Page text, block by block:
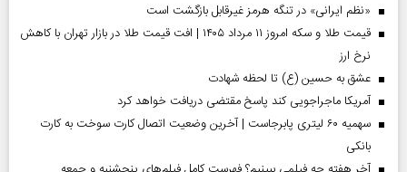
«نظم ایرانی» در تنگه هرمز غیرقابل بازگشت است
قیمت طلا و سکه امروز ۱۱ مرداد ۱۴۰۵ | افت قیمت طلا در بازار تهران با کاهش
نرخ ارز
عشق به حسین (ع) تا لحظه شهادت
آمریکا ماجراجویی کند پاسخ مقتضی دریافت خواهد کرد
سهمیه ۶۰ لیتری پابرجاست | آخرین وضعیت اتصال کارت سوخت به کارت
بانکی